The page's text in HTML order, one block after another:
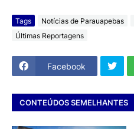
Tags Notícias de Parauapebas
Últimas Reportagens
Facebook
CONTEÚDOS SEMELHANTES